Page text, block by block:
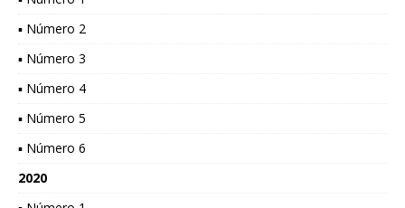
▪ Número 2
▪ Número 3
▪ Número 4
▪ Número 5
▪ Número 6
2020